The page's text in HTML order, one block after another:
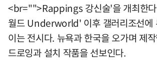
<br="">Rappings 강신술'을 개최한
월드 Underworld' 이후 갤러리조선에
이는 전시다. 뉴욕과 한국을 오가며 제
드로잉과 설치 작품을 선보인다.